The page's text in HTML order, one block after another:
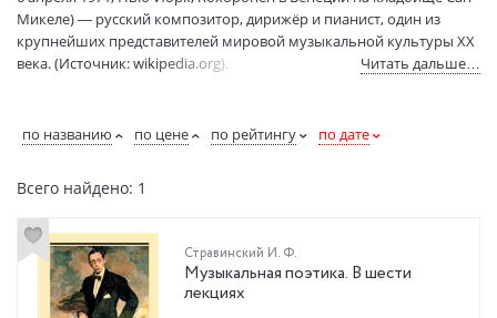
Микеле) — русский композитор, дирижёр и пианист, один из
крупнейших представителей мировой музыкальной культуры XX
века. (Источник: wikipedia.org).
Читать дальше…
по названию по цене по рейтингу по дате
Всего найдено: 1
Стравинский И. Ф.
Музыкальная поэтика. В шести
лекциях